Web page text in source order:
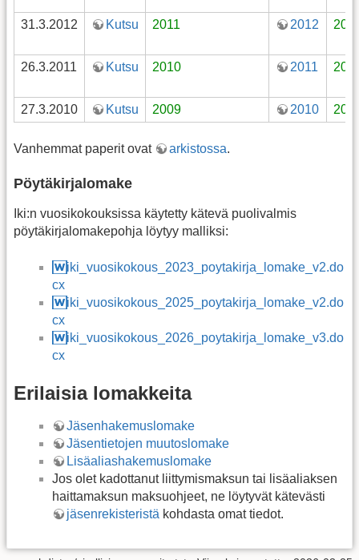
31.3.2012 Kutsu 2011 2012
26.3.2011 Kutsu 2010 2011
27.3.2010 Kutsu 2009 2010
Vanhemmat paperit ovat arkistossa.
Pöytäkirjalomake
Iki:n vuosikokouksissa käytetty kätevä puolivalmis
pöytäkirjalomakepohja löytyy malliksi:
iki_vuosikokous_2023_poytakirja_lomake_v2.do
cx
iki_vuosikokous_2025_poytakirja_lomake_v2.do
cx
iki_vuosikokous_2026_poytakirja_lomake_v3.do
cx
Erilaisia lomakkeita
Jäsenhakemuslomake
Jäsentietojen muutoslomake
Lisäaliashakemuslomake
Jos olet kadottanut liittymismaksun tai lisäaliaksen
haittamaksun maksuohjeet, ne löytyvät kätevästi
jäsenrekisteristä kohdasta omat tiedot.